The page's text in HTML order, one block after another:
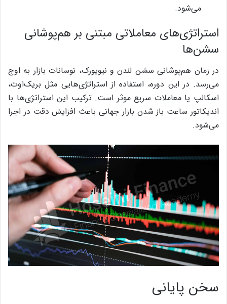
می‌شود.
استراتژی‌های معاملاتی مبتنی بر هم‌پوشانی
سشن‌ها
در زمان هم‌پوشانی سشن لندن و نیویورک، نوسانات بازار به اوج
می‌رسد. در این دوره، استفاده از استراتژی‌هایی مثل بریک‌اوت،
اسکالپ یا معاملات سریع موثر است. ترکیب این استراتژی‌ها با
اندیکاتور ساعت باز شدن بازار جهانی باعث افزایش دقت در اجرا
می‌شود.
سخن پایانی